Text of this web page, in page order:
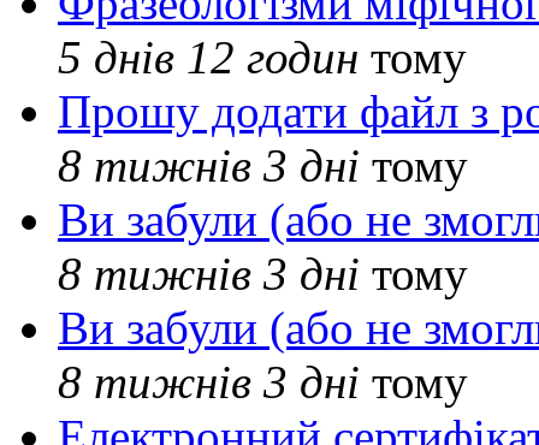
5 днів 12 годин тому
Прошу додати файл з
8 тижнів 3 дні тому
Ви забули (або не
8 тижнів 3 дні тому
Ви забули (або не
8 тижнів 3 дні тому